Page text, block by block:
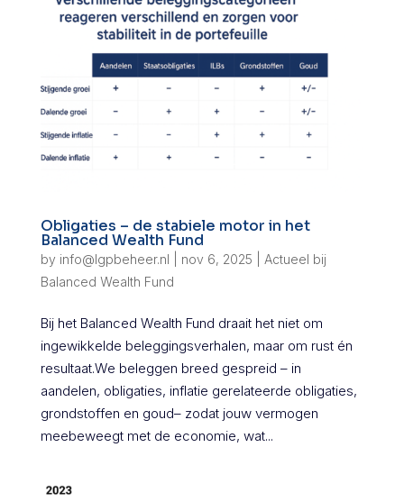
Obligaties – de stabiele motor in het
Balanced Wealth Fund
by info@lgpbeheer.nl nov 6, 2025
Actueel bij
Balanced Wealth Fund
Bij het Balanced Wealth Fund draait het niet om
ingewikkelde beleggingsverhalen, maar om rust én
resultaat.We beleggen breed gespreid – in
aandelen, obligaties, inflatie gerelateerde obligaties,
grondstoffen en goud– zodat jouw vermogen
meebeweegt met de economie, wat...